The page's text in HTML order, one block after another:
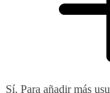
Sí. Para añadir más